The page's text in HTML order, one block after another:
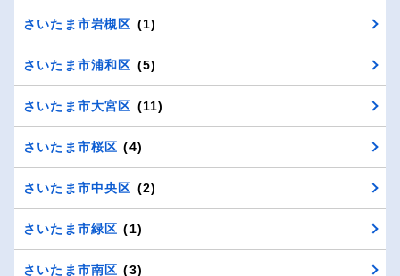
さいたま市岩槻区 (1)
さいたま市浦和区 (5)
さいたま市大宮区 (11)
さいたま市桜区 (4)
さいたま市中央区 (2)
さいたま市緑区 (1)
さいたま市南区 (3)